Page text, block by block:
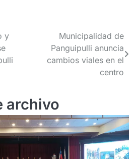
y
Municipalidad de
Panguipulli anuncia
cambios viales en el
centro
archivo